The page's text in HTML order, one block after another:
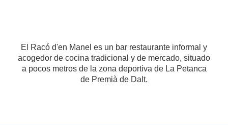
El Racó d'en Manel es un bar restaurante informal y
acogedor de cocina tradicional y de mercado, situado
a pocos metros de la zona deportiva de La Petanca
de Premià de Dalt.